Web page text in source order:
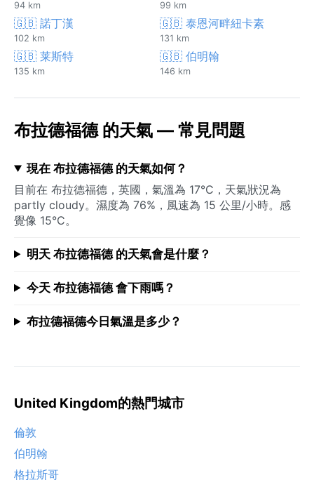
94 km 99 km
🇬🇧 諾丁漢
102 km
🇬🇧 泰恩河畔紐卡素
131 km
🇬🇧 莱斯特
135 km
🇬🇧 伯明翰
146 km
布拉德福德 的天氣 — 常見問題
現在 布拉德福德 的天氣如何？
目前在 布拉德福德，英國，氣溫為 17°C，天氣狀況為
partly cloudy。濕度為 76%，風速為 15 公里/小時。感
覺像 15°C。
明天 布拉德福德 的天氣會是什麼？
今天 布拉德福德 會下雨嗎？
布拉德福德今日氣溫是多少？
United Kingdom的熱門城市
倫敦
伯明翰
格拉斯哥